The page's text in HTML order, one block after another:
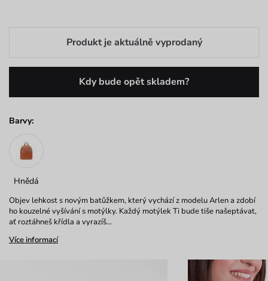
Produkt je aktuálně vyprodaný
Kdy bude opět skladem?
Barvy:
Hnědá
Objev lehkost s novým batůžkem, který vychází z modelu Arlen a zdobí
ho kouzelné vyšívání s motýlky. Každý motýlek Ti bude tiše našeptávat,
ať roztáhneš křídla a vyrazíš…
Více informací